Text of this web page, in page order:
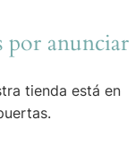
por anunciar
tienda está en